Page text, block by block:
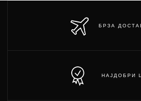
БРЗА
НАЈДОБРИ